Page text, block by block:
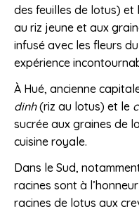
des feuilles de lotus) et
au riz jeune et aux
infusé avec les fleurs
expérience
À Hué, ancienne
dinh(riz au lotus) et le
sucrée aux graines de
cuisine royale.
Dans le Sud,
racines sont à l’honneur
racines de lotus aux